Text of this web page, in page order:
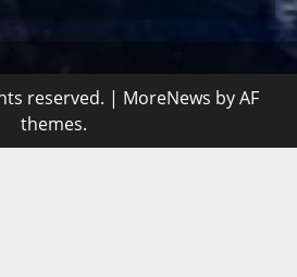
reserved. | MoreNews by AF
themes.